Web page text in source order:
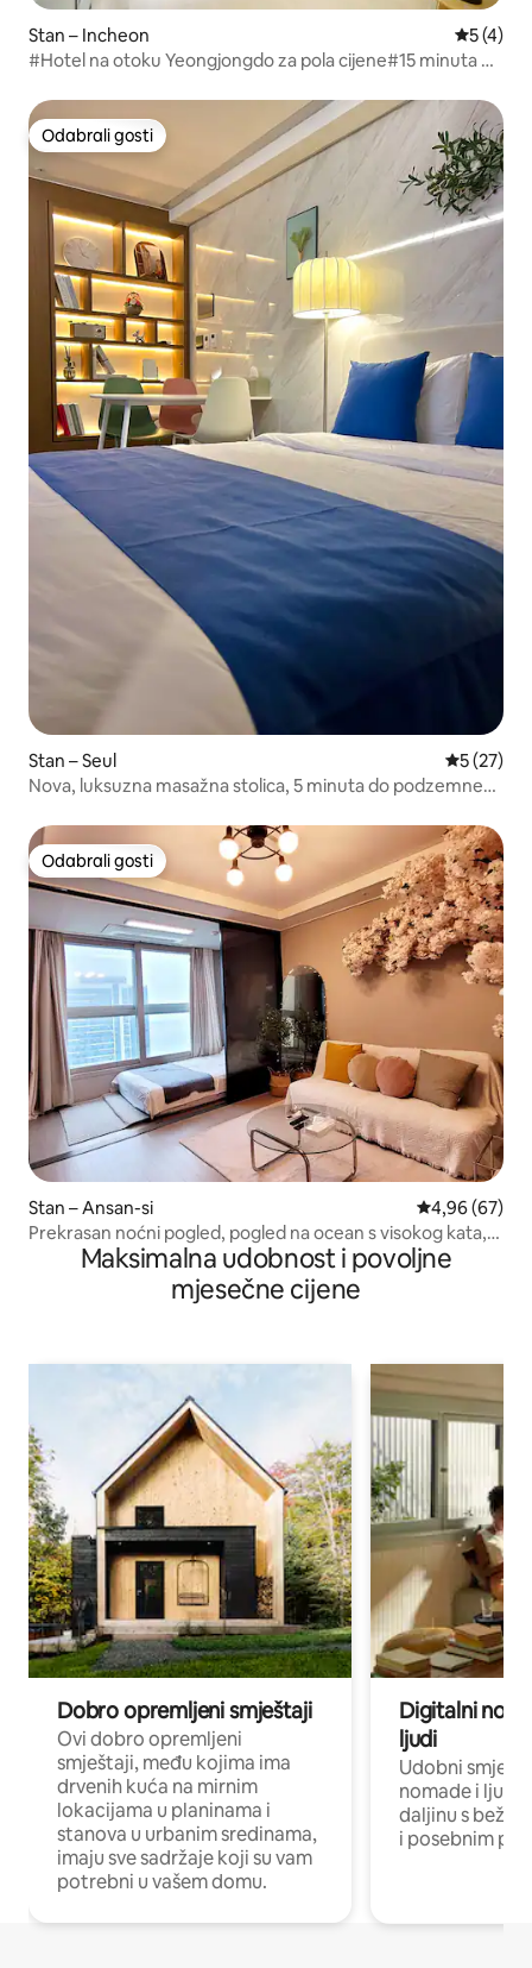
Stan – Incheon
5 (4)
#Hotel na otoku Yeongjongdo za pola cijene#15 minuta od
boravke#Usluga prijevoza do zračne luke Incheon#Sve
opcije
Odabrali gosti
Odabrali gosti
Stan – Seul Prosječna
5 (27)
Nova, luksuzna masažna stolica, 5 minuta do podzemne
Odabrali gosti
Odabrali gosti
Stan – Ansan-si Prosječna
4,96 (67)
Prekrasan noćni pogled, pogled na ocean s visokog kata,
opcija novog bazena, besplatni OTT, popust za uzastopne
noćenja, dvije sobe, golf na otoku Oido
Maksimalna udobnost i povoljne
mjesečne cijene
Dobro opremljeni smještaji
Ovi dobro opremljeni
smještaji, među kojima ima
drvenih kuća na mirnim
lokacijama u planinama i
stanova u urbanim sredinama,
imaju sve sadržaje koji su vam
potrebni u vašem domu.
Digitalni
ljudi
Udobni
nomade i ljude
daljinu s
i posebnim